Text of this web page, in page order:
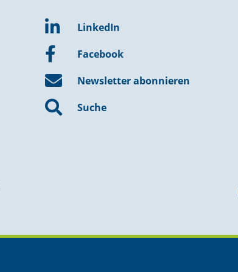
LinkedIn
Facebook
Newsletter abonnieren
Suche